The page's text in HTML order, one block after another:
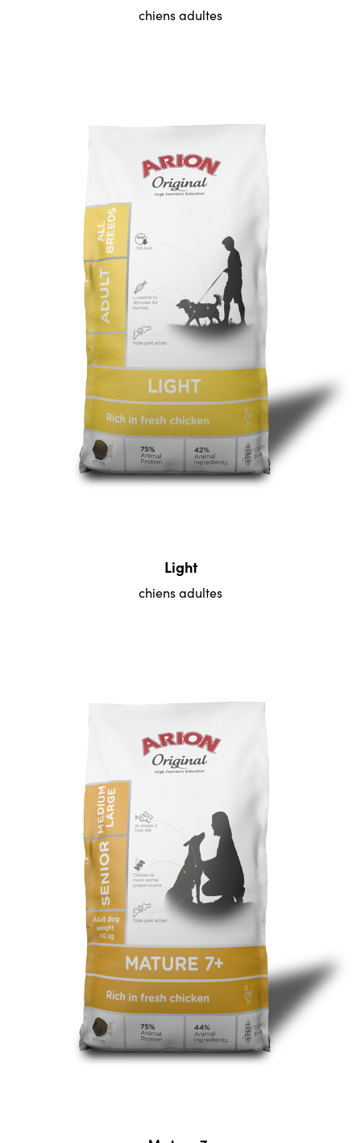
chiens adultes
Light
chiens adultes